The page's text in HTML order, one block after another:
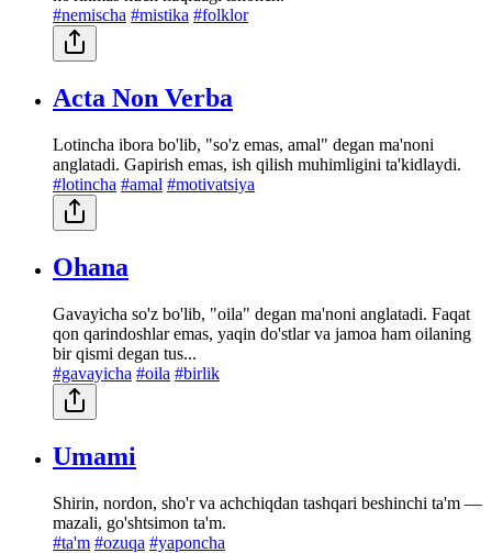
#nemischa #mistika #folklor
Acta Non Verba
Lotincha ibora bo'lib, "so'z emas, amal" degan ma'noni
anglatadi. Gapirish emas, ish qilish muhimligini ta'kidlaydi.
#lotincha #amal #motivatsiya
Ohana
Gavayicha so'z bo'lib, "oila" degan ma'noni anglatadi. Faqat
qon qarindoshlar emas, yaqin do'stlar va jamoa ham oilaning
bir qismi degan tus...
#gavayicha #oila #birlik
Umami
Shirin, nordon, sho'r va achchiqdan tashqari beshinchi ta'm —
mazali, go'shtsimon ta'm.
#ta'm #ozuqa #yaponcha